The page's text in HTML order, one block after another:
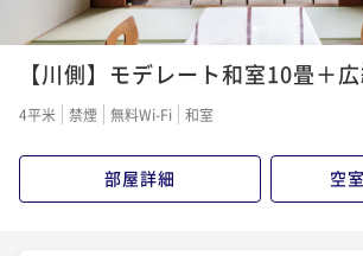
プラン（2食付）
二食付き 現地決済可 事前決済可
IN 15:00 -
ポイント即利用で
国産牛ミニステーキなど『基本会席』
ラン（2食付）
2
【川側】モデレート和室10畳＋広
4平米 禁煙 無料Wi-Fi 和室
部屋詳細 空